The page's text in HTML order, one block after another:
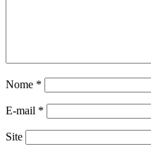
Nome *
E-mail *
Site